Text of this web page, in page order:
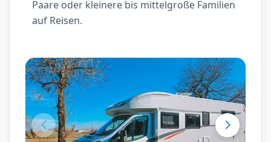
Paare oder kleinere bis mittelgroße Familien
auf Reisen.